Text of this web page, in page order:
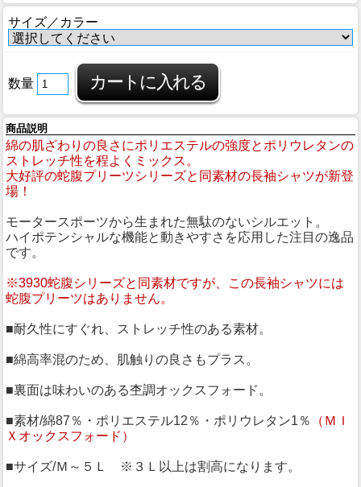
サイズ／カラー
数量
商品説明
綿の肌ざわりの良さにポリエステルの強度とポリウレタンの
ストレッチ性を程よくミックス。
大好評の蛇腹プリーツシリーズと同素材の長袖シャツが新登
場！
モータースポーツから生まれた無駄のないシルエット。
ハイポテンシャルな機能と動きやすさを応用した注目の逸品
です。
※3930蛇腹シリーズと同素材ですが、この長袖シャツには
蛇腹プリーツはありません。
■耐久性にすぐれ、ストレッチ性のある素材。
■綿高率混のため、肌触りの良さもプラス。
■裏面は味わいのある杢調オックスフォード。
■素材/綿87％・ポリエステル12％・ポリウレタン1％
（ＭＩ
Ｘオックスフォード）
■サイズ/Ｍ～５Ｌ ※３Ｌ以上は割高になります。